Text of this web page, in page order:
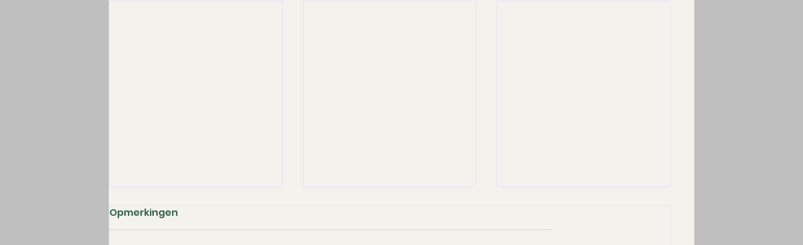
Opmerkingen